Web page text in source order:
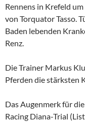
Rennens in Krefeld
von Torquator Tasso.
Baden lebenden
Renz.
Die Trainer Markus
Pferden die stärksten
Das Augenmerk für
Racing Diana-Trial